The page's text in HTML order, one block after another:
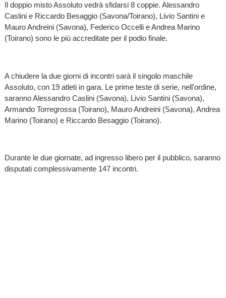
Il doppio misto Assoluto vedrà sfidarsi 8 coppie. Alessandro
Caslini e Riccardo Besaggio (Savona/Toirano), Livio Santini e
Mauro Andreini (Savona), Federico Occelli e Andrea Marino
(Toirano) sono le più accreditate per il podio finale.
A chiudere la due giorni di incontri sarà il singolo maschile
Assoluto, con 19 atleti in gara. Le prime teste di serie, nell'ordine,
saranno Alessandro Caslini (Savona), Livio Santini (Savona),
Armando Torregrossa (Toirano), Mauro Andreini (Savona), Andrea
Marino (Toirano) e Riccardo Besaggio (Toirano).
Durante le due giornate, ad ingresso libero per il pubblico, saranno
disputati complessivamente 147 incontri.